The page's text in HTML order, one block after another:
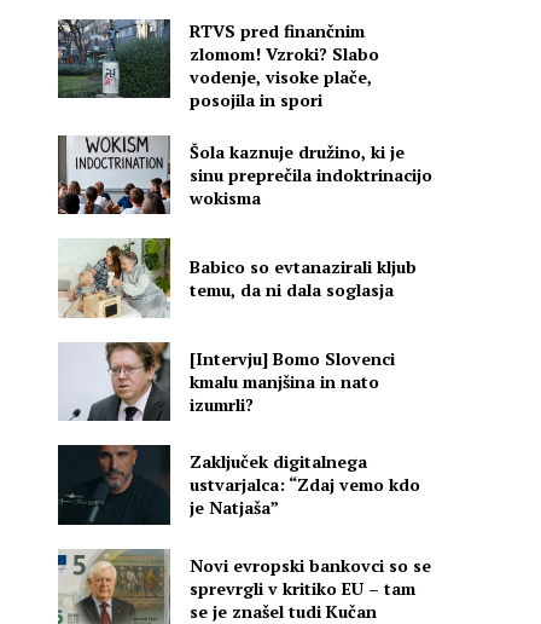
RTVS pred finančnim
zlomom! Vzroki? Slabo
vodenje, visoke plače,
posojila in spori
Šola kaznuje družino, ki je
sinu preprečila indoktrinacijo
wokisma
Babico so evtanazirali kljub
temu, da ni dala soglasja
[Intervju] Bomo Slovenci
kmalu manjšina in nato
izumrli?
Zaključek digitalnega
ustvarjalca: “Zdaj vemo kdo
je Natjaša”
Novi evropski bankovci so se
sprevrgli v kritiko EU – tam
se je znašel tudi Kučan